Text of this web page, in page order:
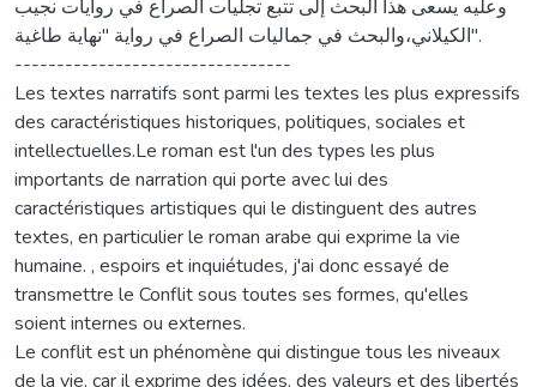
وعليه يسعى هذا البحث إلى تتبع تجليات الصراع في روايات نجيب
الكيلاني،والبحث في جماليات الصراع في رواية "نهاية طاغية".
---------------------------------
Les textes narratifs sont parmi les textes les plus expressifs
des caractéristiques historiques, politiques, sociales et
intellectuelles.Le roman est l'un des types les plus
importants de narration qui porte avec lui des
caractéristiques artistiques qui le distinguent des autres
textes, en particulier le roman arabe qui exprime la vie
humaine. , espoirs et inquiétudes, j'ai donc essayé de
transmettre le Conflit sous toutes ses formes, qu'elles
soient internes ou externes.
Le conflit est un phénomène qui distingue tous les niveaux
de la vie, car il exprime des idées, des valeurs et des libertés